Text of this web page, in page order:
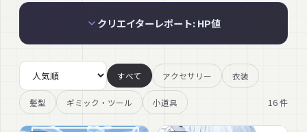
クリエイターレポート: HP値
すべて アクセサリー 衣装
髪型 ギミック・ツール 小道具 16件